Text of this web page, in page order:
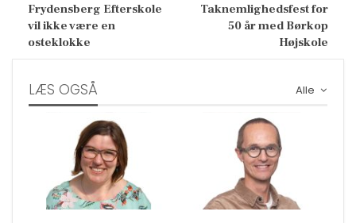
Frydensberg Efterskole
vil ikke være en
osteklokke
Taknemlighedsfest for
50 år med Børkop
Højskole
Alle
LÆS OGSÅ